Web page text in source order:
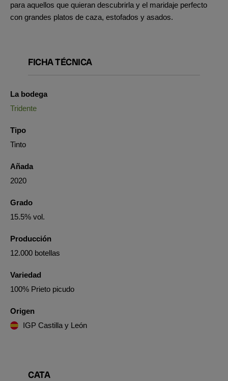
para aquellos que quieran descubrirla y el maridaje perfecto
con grandes platos de caza, estofados y asados.
FICHA TÉCNICA
La bodega
Tridente
Tipo
Tinto
Añada
2020
Grado
15.5% vol.
Producción
12.000 botellas
Variedad
100% Prieto picudo
Origen
IGP Castilla y León
CATA